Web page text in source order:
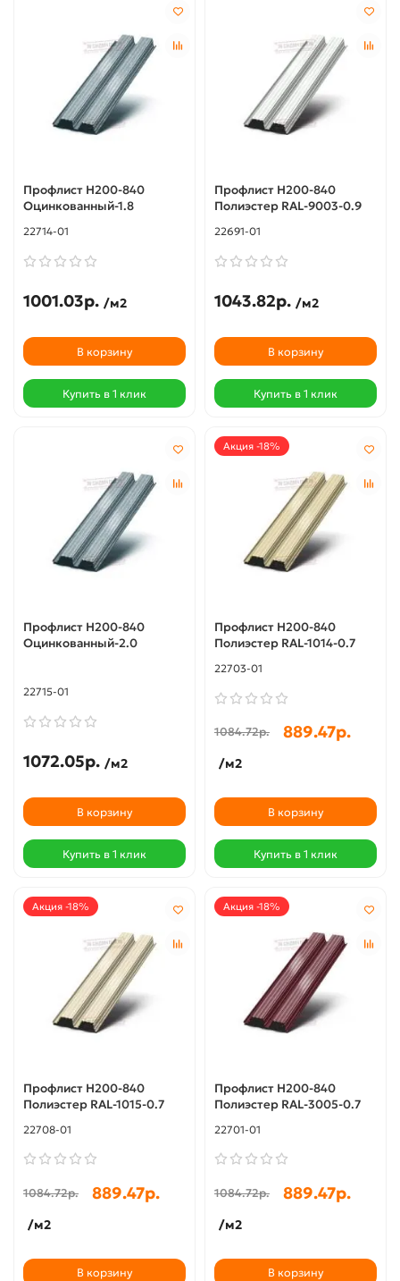
Профлист Н200-840
Оцинкованный-1.8
22714-01
1001.03р. /м2
В корзину
Купить в 1 клик
Профлист Н200-840
Полиэстер RAL-9003-0.9
22691-01
1043.82р. /м2
В корзину
Купить в 1 клик
Профлист Н200-840
Оцинкованный-2.0
22715-01
1072.05р. /м2
В корзину
Купить в 1 клик
Акция -18%
Профлист Н200-840
Полиэстер RAL-1014-0.7
22703-01
1084.72р. 889.47р.
/м2
В корзину
Купить в 1 клик
Акция -18%
Профлист Н200-840
Полиэстер RAL-1015-0.7
22708-01
1084.72р. 889.47р.
/м2
В корзину
Акция -18%
Профлист Н200-840
Полиэстер RAL-3005-0.7
22701-01
1084.72р. 889.47р.
/м2
В корзину